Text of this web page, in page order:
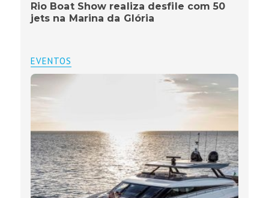
Rio Boat Show realiza desfile com 50
jets na Marina da Glória
EVENTOS